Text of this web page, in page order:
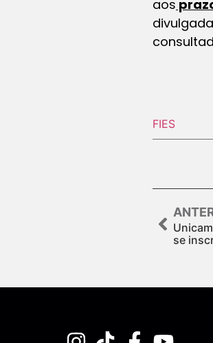
aos
FIES
se